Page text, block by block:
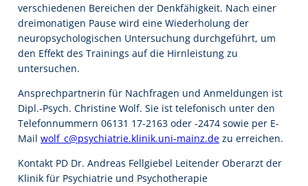
verschiedenen Bereichen der Denkfähigkeit. Nach einer
dreimonatigen Pause wird eine Wiederholung der
neuropsychologischen Untersuchung durchgeführt, um
den Effekt des Trainings auf die Hirnleistung zu
untersuchen.
Ansprechpartnerin für Nachfragen und Anmeldungen ist
Dipl.-Psych. Christine Wolf. Sie ist telefonisch unter den
Telefonnummern 06131 17-2163 oder -2474 sowie per E-
Mail wolf_c@psychiatrie.klinik.uni-mainz.de zu erreichen.
Kontakt PD Dr. Andreas Fellgiebel Leitender Oberarzt der
Klinik für Psychiatrie und Psychotherapie